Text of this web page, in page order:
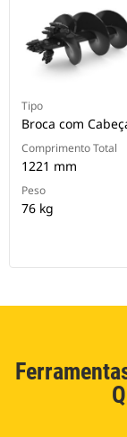
Tipo
Broca com
Comprimento Total
1221 mm
Peso
76 kg